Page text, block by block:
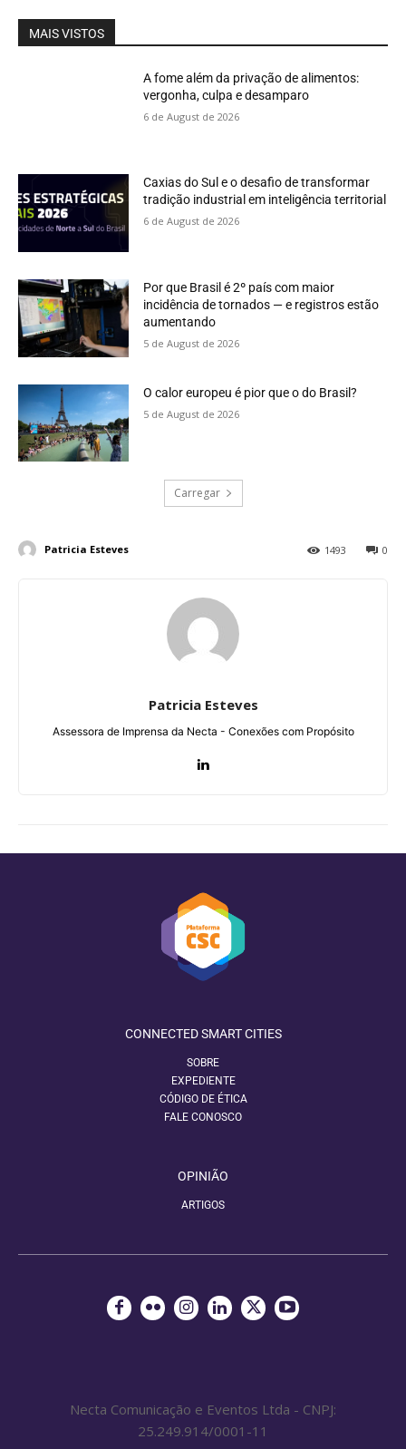
MAIS VISTOS
A fome além da privação de alimentos:
vergonha, culpa e desamparo
6 de August de 2026
Caxias do Sul e o desafio de transformar
tradição industrial em inteligência territorial
6 de August de 2026
Por que Brasil é 2º país com maior
incidência de tornados — e registros estão
aumentando
5 de August de 2026
O calor europeu é pior que o do Brasil?
5 de August de 2026
Carregar
Patricia Esteves 0
1493
Patricia Esteves
Assessora de Imprensa da Necta - Conexões com Propósito
CONNECTED SMART CITIES
SOBRE
EXPEDIENTE
CÓDIGO DE ÉTICA
FALE CONOSCO
OPINIÃO
ARTIGOS
Necta Comunicação e Eventos Ltda - CNPJ:
25.249.914/0001-11